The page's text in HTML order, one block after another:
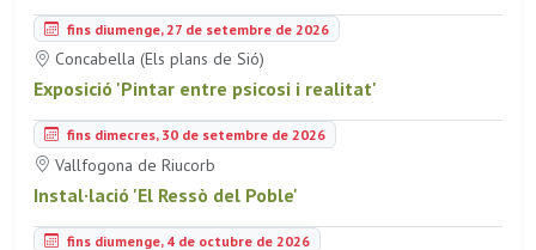
fins diumenge, 27 de setembre de 2026
Concabella (Els plans de Sió)
Exposició 'Pintar entre psicosi i realitat'
fins dimecres, 30 de setembre de 2026
Vallfogona de Riucorb
Instal·lació 'El Ressò del Poble'
fins diumenge, 4 de octubre de 2026